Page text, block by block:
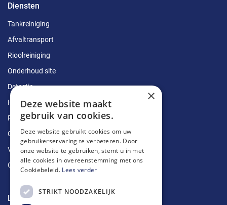
Diensten
Tankreiniging
Afvaltransport
Rioolreiniging
Onderhoud site
Detectie
Herstellingen
Ruimingen
Ontstoppingen
Vetputten
Ontkalking
Longin Service
×
Deze website maakt
gebruik van cookies.
Deze website gebruikt cookies om uw
gebruikerservaring te verbeteren. Door
onze website te gebruiken, stemt u in met
alle cookies in overeenstemming met ons
Cookiebeleid. Lees verder
STRIKT NOODZAKELIJK